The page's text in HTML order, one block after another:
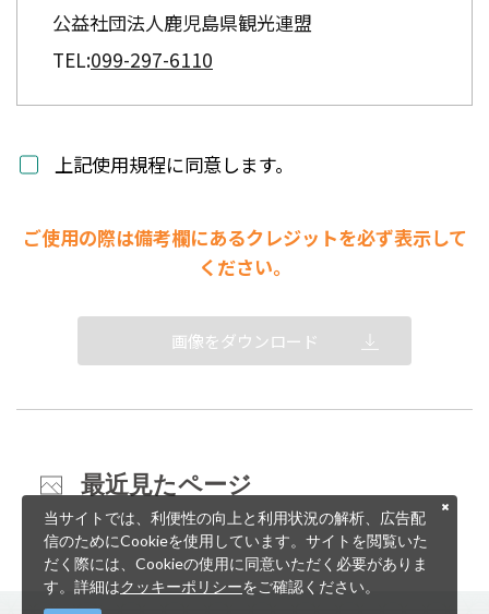
公益社団法人鹿児島県観光連盟
TEL:099-297-6110
上記使用規程に同意します。
ご使用の際は備考欄にあるクレジットを必ず表示して
ください。
画像をダウンロード
最近見たページ
当サイトでは、利便性の向上と利用状況の解析、広告配
信のためにCookieを使用しています。サイトを閲覧いた
だく際には、Cookieの使用に同意いただく必要がありま
す。詳細はクッキーポリシーをご確認ください。